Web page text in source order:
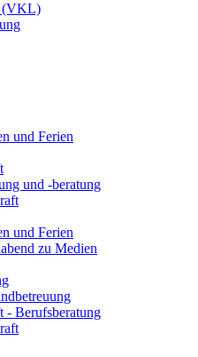
(VKL)
und Ferien
und -beratung
und Ferien
zu Medien
- Berufsberatung